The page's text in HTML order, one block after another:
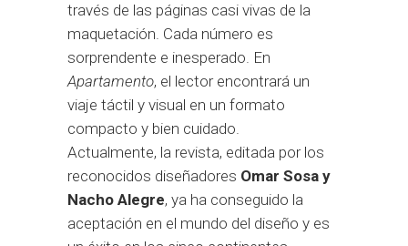
través de las páginas casi vivas de la
maquetación. Cada número es
sorprendente e inesperado. En
Apartamento, el lector encontrará un
viaje táctil y visual en un formato
compacto y bien cuidado.
Actualmente, la revista, editada por los
reconocidos diseñadores Omar Sosa y
Nacho Alegre, ya ha conseguido la
aceptación en el mundo del diseño y es